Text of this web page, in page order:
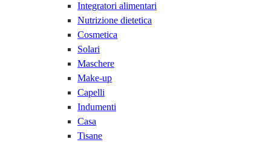
Integratori alimentari
Nutrizione dietetica
Cosmetica
Solari
Maschere
Make-up
Capelli
Indumenti
Casa
Tisane